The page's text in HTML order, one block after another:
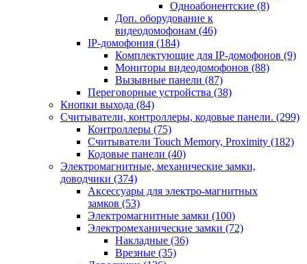
Одноабонентские (8)
Доп. оборудование к
видеодомофонам (46)
IP-домофония (184)
Комплектующие для IP-домофонов (9)
Мониторы видеодомофонов (88)
Вызывные панели (87)
Переговорные устройства (38)
Кнопки выхода (84)
Считыватели, контроллеры, кодовые панели. (299)
Контроллеры (75)
Считыватели Touch Memory, Proximity (182)
Кодовые панели (40)
Электромагнитные, механические замки,
доводчики (374)
Аксессуары для электро-магнитных
замков (53)
Электромагнитные замки (100)
Электромеханические замки (72)
Накладные (36)
Врезные (35)